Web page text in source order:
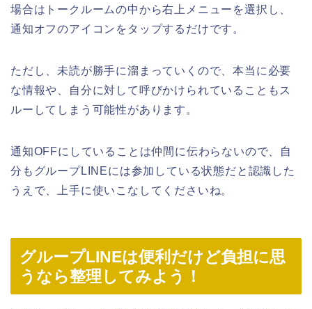
場合はトークルームの中から右上メニューを選択し、
通知オフのアイコンをタップするだけです。
ただし、未読が勝手に溜まっていくので、本当に必要
な情報や、自分に対して呼びかけられていることもス
ルーしてしまう可能性があります。
通知OFFにしていることは仲間に伝わらないので、自
分もグループLINEには参加している状態だと認識した
うえで、上手に使いこなしてくださいね。
グループLINEは便利だけど負担に思
うなら整理してみよう！